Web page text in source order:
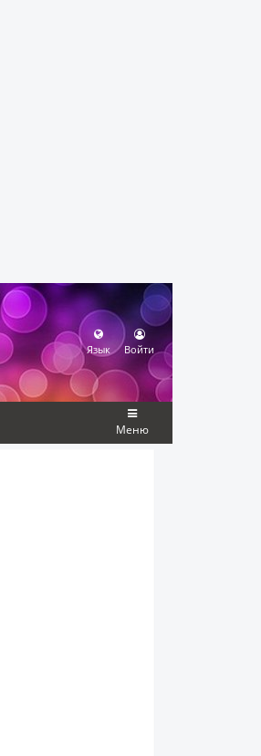
Язык Войти
Меню